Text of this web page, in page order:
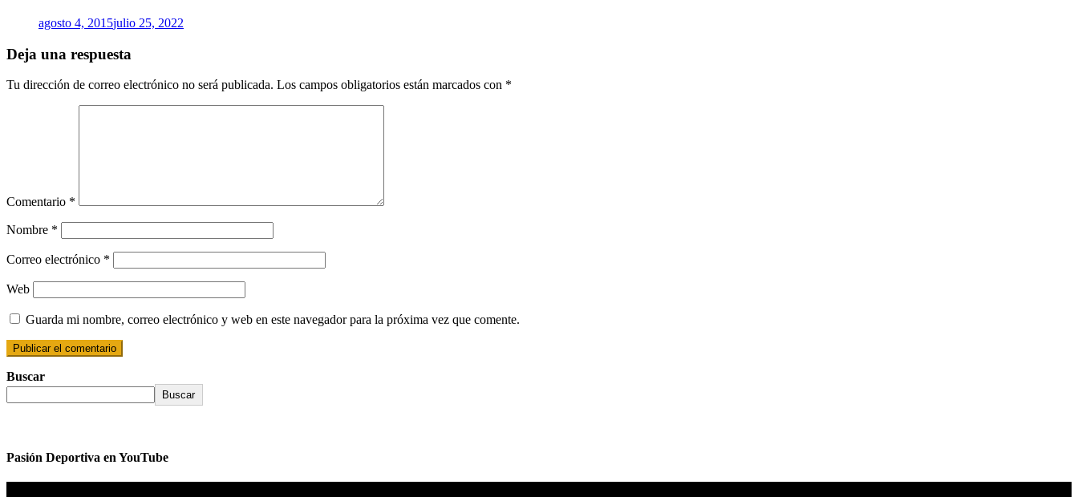
agosto 4, 2015julio 25, 2022
Deja una respuesta
Tu dirección de correo electrónico no será publicada. Los campos obligatorios están marcados con *
Comentario *
Nombre *
Correo electrónico *
Web
Guarda mi nombre, correo electrónico y web en este navegador para la próxima vez que comente.
Buscar
Buscar
Pasión Deportiva en YouTube